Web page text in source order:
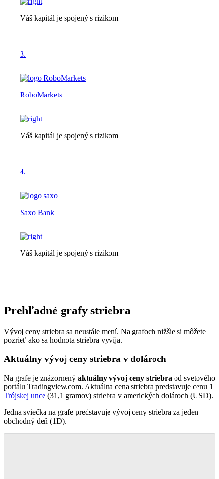
Váš kapitál je spojený s rizikom
3.
RoboMarkets
Váš kapitál je spojený s rizikom
4.
Saxo Bank
Váš kapitál je spojený s rizikom
Prehľadné grafy striebra
Vývoj ceny striebra sa neustále mení. Na grafoch nižšie si môžete
pozrieť ako sa hodnota striebra vyvíja.
Aktuálny vývoj ceny striebra v dolároch
Na grafe je znázornený aktuálny vývoj ceny striebra od svetového
portálu Tradingview.com. Aktuálna cena striebra predstavuje cenu 1
Trójskej unce (31,1 gramov) striebra v amerických dolároch (USD).
Jedna sviečka na grafe predstavuje vývoj ceny striebra za jeden
obchodný deň (1D).